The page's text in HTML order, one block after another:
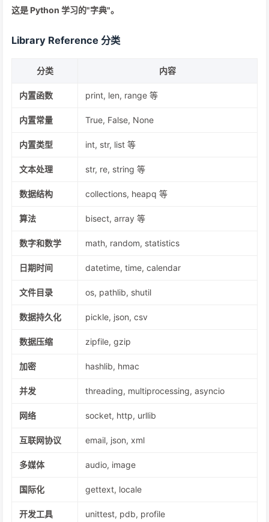
这是 Python 学习的"字典"。
Library Reference 分类
分类 内容
内置函数 print, len, range 等
内置常量 True, False, None
内置类型 int, str, list 等
文本处理 str, re, string 等
数据结构 collections, heapq 等
算法 bisect, array 等
数字和数学 math, random, statistics
日期时间 datetime, time, calendar
文件目录 os, pathlib, shutil
数据持久化 pickle, json, csv
数据压缩 zipfile, gzip
加密 hashlib, hmac
并发 threading, multiprocessing, asyncio
网络 socket, http, urllib
互联网协议 email, json, xml
多媒体 audio, image
国际化 gettext, locale
开发工具 unittest, pdb, profile